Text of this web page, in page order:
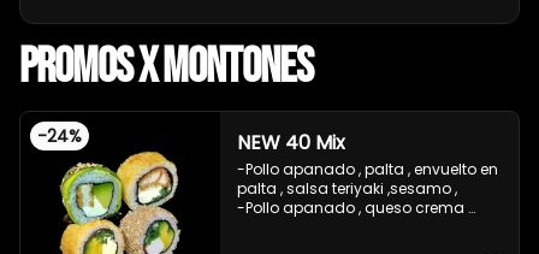
Promos x Montones
-24% NEW 40 Mix
-Pollo apanado , palta , envuelto en
palta , salsa teriyaki ,sesamo ,
-Pollo apanado , queso crema